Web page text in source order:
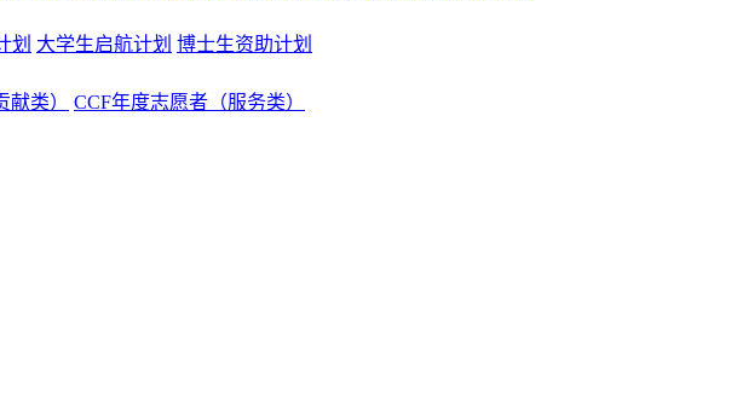
划 大学生启航计划 博士生资助计划
类）
CCF年度志愿者（服务类）